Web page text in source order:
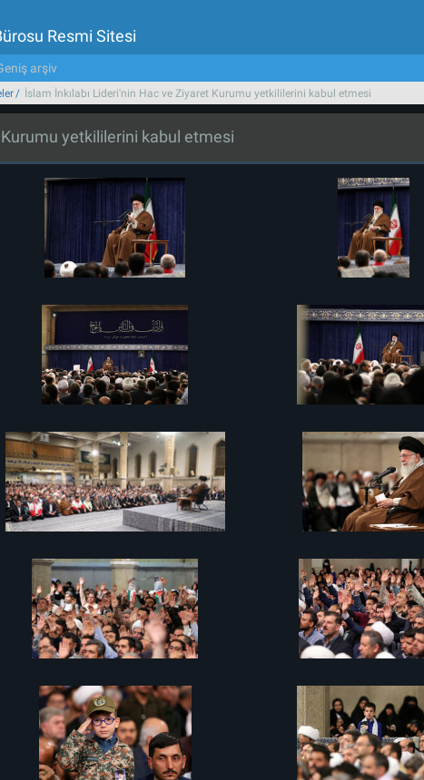
Resmi Sitesi
arşiv
İslam İnkılabı Lideri'nin Hac ve Ziyaret Kurumu yetkililerini kabul etmesi
yetkililerini kabul etmesi